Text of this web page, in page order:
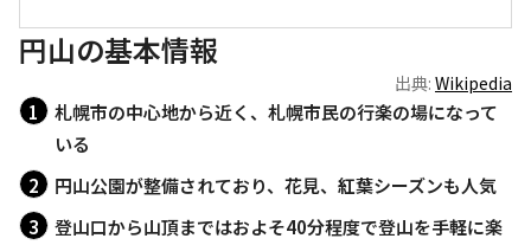
円山の基本情報
出典: Wikipedia
札幌市の中心地から近く、札幌市民の行楽の場になって
いる
円山公園が整備されており、花見、紅葉シーズンも人気
登山口から山頂まではおよそ40分程度で登山を手軽に楽